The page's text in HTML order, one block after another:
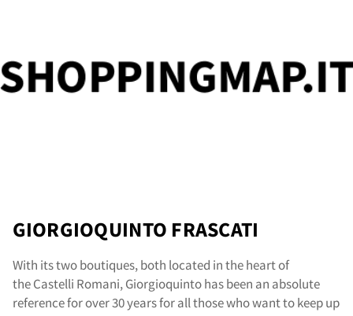
GIORGIOQUINTO FRASCATI
With its two boutiques, both located in the heart of
the Castelli Romani, Giorgioquinto has been an absolute
reference for over 30 years for all those who want to keep up